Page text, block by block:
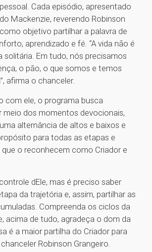
Cada episódio, apresentado
Mackenzie, reverendo Robinson
objetivo partilhar a palavra de
aprendizado e fé. “A vida não é
solitária. Em tudo, nós precisamos
o pão, o que somos e temos
afirma o chanceler.
com ele, o programa busca
meio dos momentos devocionais,
alternância de altos e baixos e
para todas as etapas e
o reconhecem como Criador e
dEle, mas é preciso saber
da trajetória e, assim, partilhar as
Compreenda os ciclos da
acima de tudo, agradeça o dom da
é a maior partilha do Criador para
Robinson Grangeiro.